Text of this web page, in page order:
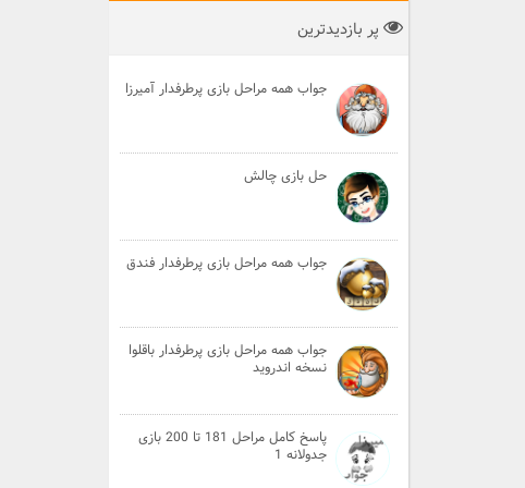
پر بازدیدترین
جواب همه مراحل بازی پرطرفدار آمیرزا
حل بازی چالش
جواب همه مراحل بازی پرطرفدار فندق
جواب همه مراحل بازی پرطرفدار باقلوا
نسخه اندروید
پاسخ کامل مراحل 181 تا 200 بازی
جدولانه 1